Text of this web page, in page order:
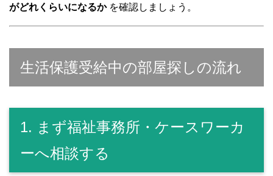
がどれくらいになるかを確認しましょう。
生活保護受給中の部屋探しの流れ
1. まず福祉事務所・ケースワーカ
ーへ相談する